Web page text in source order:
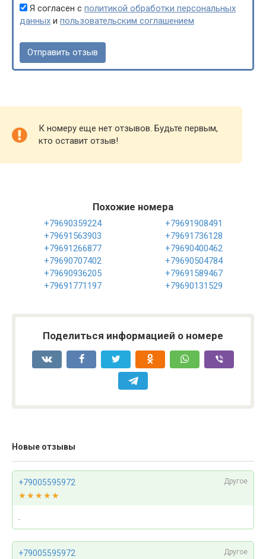
Я согласен с политикой обработки персональных
данных и пользовательским соглашением
К номеру еще нет отзывов. Будьте первым,
кто оставит отзыв!
Похожие номера
+79690359224
+79691908491
+79691563903
+79691736128
+79691266877
+79690400462
+79690707402
+79690504784
+79690936205
+79691589467
+79691771197
+79690131529
Поделиться информацией о номере
Новые отзывы
+79005595972 Другое
★★★★★
★★★★★
+79005595972 Другое